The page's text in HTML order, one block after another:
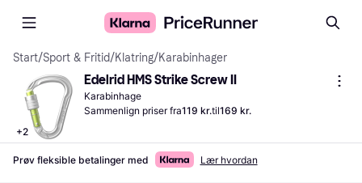
Start/Sport & Fritid/Klatring/Karabinhager
+2
Edelrid HMS Strike Screw II
Karabinhage
Sammenlign priser fra119 kr.til169 kr.
Prøv fleksible betalinger med Lær hvordan